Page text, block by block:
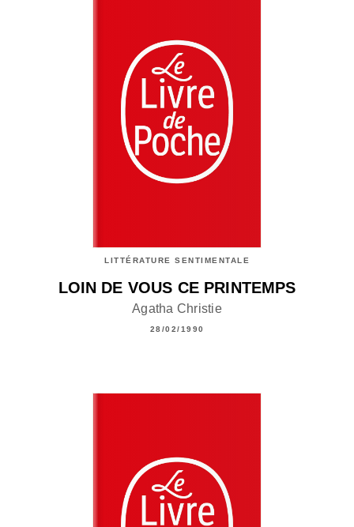
LITTÉRATURE SENTIMENTALE
LOIN DE VOUS CE PRINTEMPS
Agatha Christie
28/02/1990